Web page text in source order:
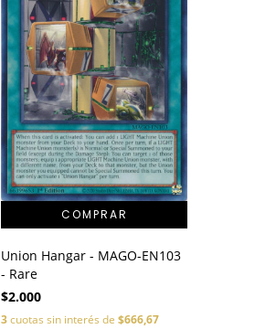
Union Hangar - MAGO-EN103
- Rare
$2.000
3cuotas sin interés de$666,67